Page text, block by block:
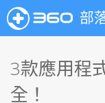
部
3款應用程
全！